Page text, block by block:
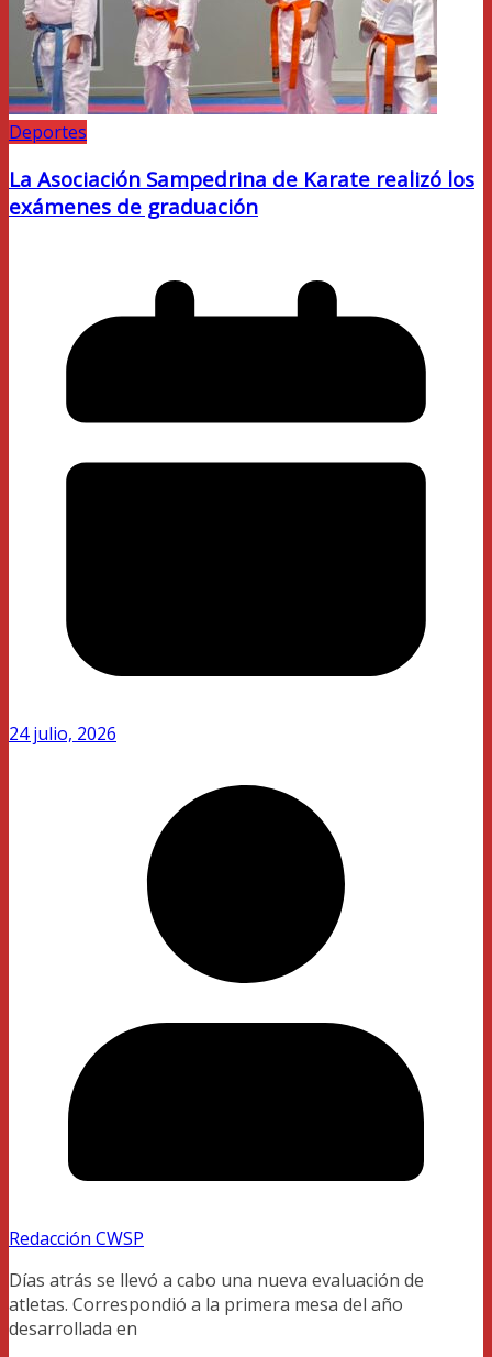
Deportes
La Asociación Sampedrina de Karate realizó los
exámenes de graduación
24 julio, 2026
Redacción CWSP
Días atrás se llevó a cabo una nueva evaluación de
atletas. Correspondió a la primera mesa del año
desarrollada en